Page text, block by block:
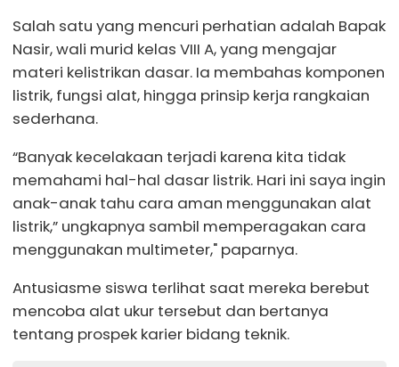
Salah satu yang mencuri perhatian adalah Bapak
Nasir, wali murid kelas VIII A, yang mengajar
materi kelistrikan dasar. Ia membahas komponen
listrik, fungsi alat, hingga prinsip kerja rangkaian
sederhana.
“Banyak kecelakaan terjadi karena kita tidak
memahami hal-hal dasar listrik. Hari ini saya ingin
anak-anak tahu cara aman menggunakan alat
listrik,” ungkapnya sambil memperagakan cara
menggunakan multimeter," paparnya.
Antusiasme siswa terlihat saat mereka berebut
mencoba alat ukur tersebut dan bertanya
tentang prospek karier bidang teknik.